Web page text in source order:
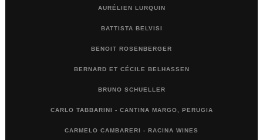
AURÉLIEN LURQUIN
BATTISTA BELVISI
BENOIT ROSENBERGER
BERNARD ET CÉCILE BELHASSEN
BRUNO SCHUELLER
CARLO TABBARINI - CANTINA MARGO, PERUGIA
CARMELO CAMBARERI - RACINA WINES